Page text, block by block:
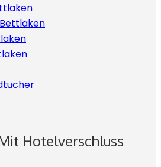
Hotelverschluss